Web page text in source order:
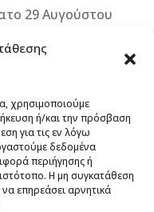
χρησιμοποιούμε
ή/και την πρόσβαση
για τις εν λόγω
δεδομένα
περιήγησης ή
Η μη συγκατάθεση
επηρεάσει αρνητικά
29 Αυγούστου
– Μια
13
12th Lycabettus
για τα Δάση,